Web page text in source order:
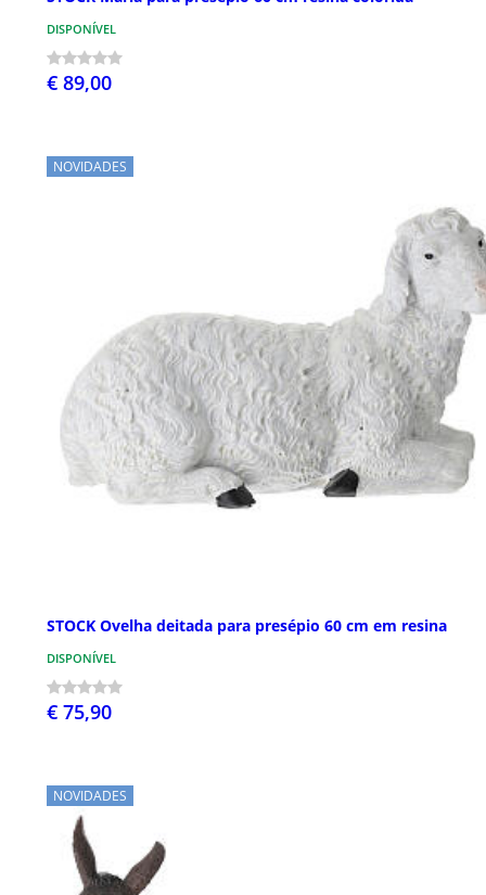
DISPONÍVEL
€ 89,00
NOVIDADES
STOCK Ovelha deitada para presépio 60 cm em resina
DISPONÍVEL
€ 75,90
NOVIDADES